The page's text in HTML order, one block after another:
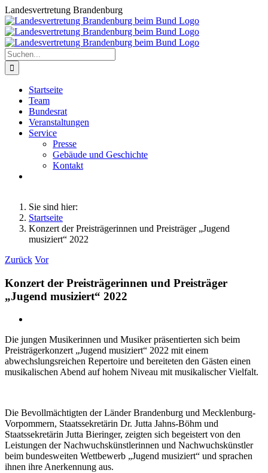
Zum
Inhalt
springen
Landesvertretung Brandenburg
Suche
nach:
Startseite
Team
Bundesrat
Veranstaltungen
Service
Presse
Gebäude und Geschichte
Kontakt
Sie sind hier:
Startseite
Konzert der Preisträgerinnen und Preisträger „Jugend
musiziert“ 2022
Zurück Vor
Konzert der Preisträgerinnen und Preisträger
„Jugend musiziert“ 2022
Bild
Die jungen Musikerinnen und Musiker präsentierten sich beim
Preisträgerkonzert „Jugend musiziert“ 2022 mit einem
abwechslungsreichen Repertoire und bereiteten den Gästen einen
musikalischen Abend auf hohem Niveau mit musikalischer Vielfalt.
Die Bevollmächtigten der Länder Brandenburg und Mecklenburg-
Vorpommern, Staatssekretärin Dr. Jutta Jahns-Böhm und
Staatssekretärin Jutta Bieringer, zeigten sich begeistert von den
Leistungen der Nachwuchskünstlerinnen und Nachwuchskünstler
beim bundesweiten Wettbewerb „Jugend musiziert“ und sprachen
ihnen ihre Anerkennung aus.